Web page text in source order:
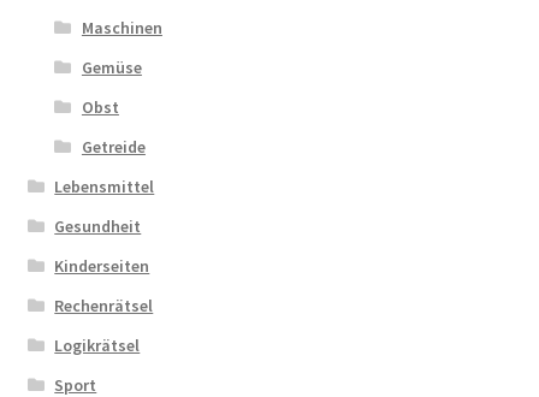
Maschinen
Gemüse
Obst
Getreide
Lebensmittel
Gesundheit
Kinderseiten
Rechenrätsel
Logikrätsel
Sport